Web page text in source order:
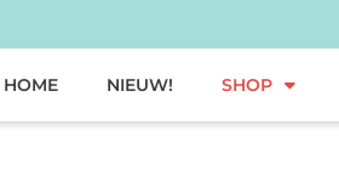
HOME NIEUW! SHOP